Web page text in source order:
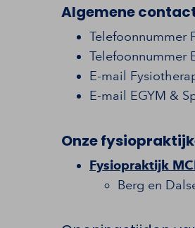
Algemene
Telefoonnummer
Telefoonnummer
E-mail
E-mail EGYM &
Onze
Fysiopraktijk
Berg en